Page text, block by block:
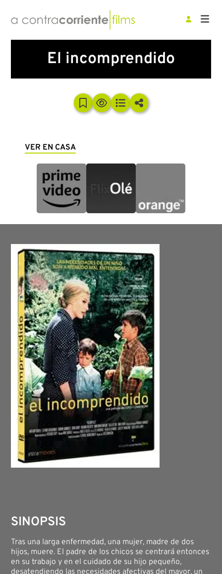
El incomprendido
VER EN CASA
SINOPSIS
Tras una larga enfermedad, una mujer, madre de dos
hijos, muere. El padre de los chicos se centrará entonces
en su trabajo y en el cuidado de su hijo pequeño,